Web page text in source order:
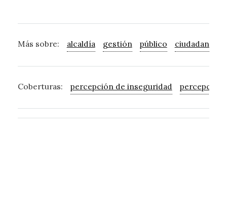
Más sobre: alcaldía gestión público ciudadano
Coberturas: percepción de inseguridad percepción